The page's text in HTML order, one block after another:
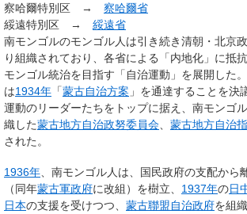
察哈爾特別区 → 察哈爾省
綏遠特別区 → 綏遠省
南モンゴルのモンゴル人は引き続き清朝・北京
り組織されており、各省による「内地化」に抵
モンゴル統治を目指す「自治運動」を展開した
は1934年 「蒙古自治方案 」を通達することを決
運動のリーダーたちをトップに据え、南モンゴ
織した蒙古地方自治政努委員会 蒙古地方自治
された。
1936年、南モンゴル人は、国民政府の支配から
（同年蒙古軍政府に改組）を樹立、 1937年の日
日本の支援を受けつつ、 蒙古聯盟自治政府を組